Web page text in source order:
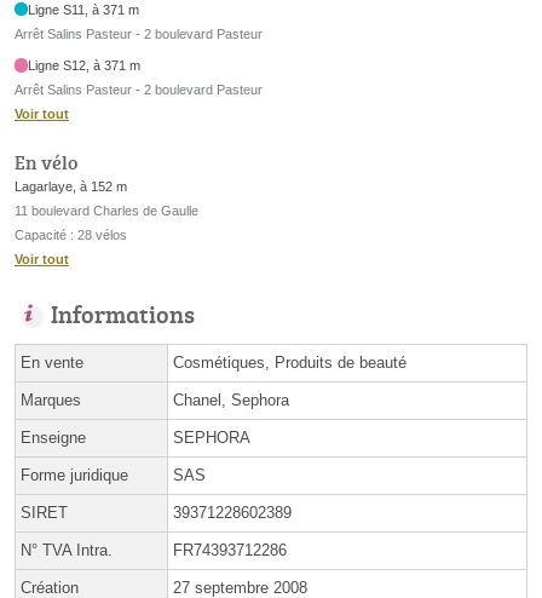
Ligne S11, à 371 m
Arrêt Salins Pasteur - 2 boulevard Pasteur
Ligne S12, à 371 m
Arrêt Salins Pasteur - 2 boulevard Pasteur
Voir tout
En vélo
Lagarlaye, à 152 m
11 boulevard Charles de Gaulle
Capacité : 28 vélos
Voir tout
Informations
En vente Cosmétiques, Produits de beauté
Marques Chanel, Sephora
Enseigne SEPHORA
Forme juridique SAS
SIRET 39371228602389
N° TVA Intra. FR74393712286
Création 27 septembre 2008